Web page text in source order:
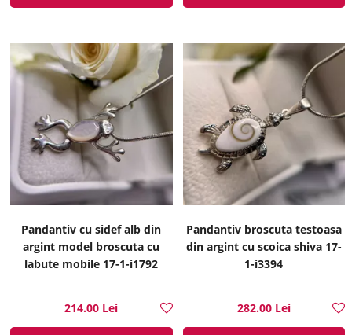
Pandantiv cu sidef alb din
argint model broscuta cu
labute mobile 17-1-i1792
214.00 Lei
Pandantiv broscuta testoasa
din argint cu scoica shiva 17-
1-i3394
282.00 Lei